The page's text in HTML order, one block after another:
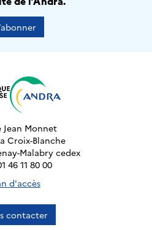
Jean Monnet
Croix-Blanche
Malabry cedex
46 11 80 00
d'accès
contacter